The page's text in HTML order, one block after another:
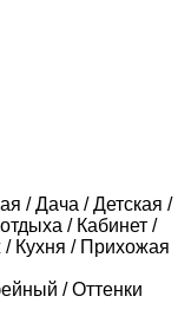
/ Дача / Детская /
/ Кабинет /
/ Кухня / Прихожая
/ Оттенки